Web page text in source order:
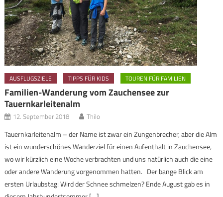
AUSFLUGSZIELE TIPPS FÜR KIDS TOUREN FÜR FAMILIEN
Familien-Wanderung vom Zauchensee zur
Tauernkarleitenalm
12. September 2018 Thilo
Tauernkarleitenalm – der Name ist zwar ein Zungenbrecher, aber die Alm
ist ein wunderschönes Wanderziel für einen Aufenthalt in Zauchensee,
wo wir kürzlich eine Woche verbrachten und uns natürlich auch die eine
oder andere Wanderung vorgenommen hatten. Der bange Blick am
ersten Urlaubstag: Wird der Schnee schmelzen? Ende August gab es in